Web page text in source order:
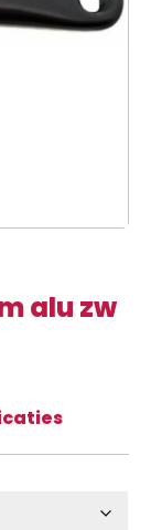
alu zw